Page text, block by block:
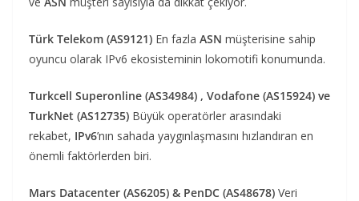
Türk Telekom (AS9121) En fazla ASN müşterisine sahip
oyuncu olarak IPv6 ekosisteminin lokomotifi konumunda.
Turkcell Superonline (AS34984) , Vodafone (AS15924) ve
TurkNet (AS12735) Büyük operatörler arasındaki
rekabet, IPv6’nın sahada yaygınlaşmasını hızlandıran en
önemli faktörlerden biri.
Mars Datacenter (AS6205) & PenDC (AS48678) Veri